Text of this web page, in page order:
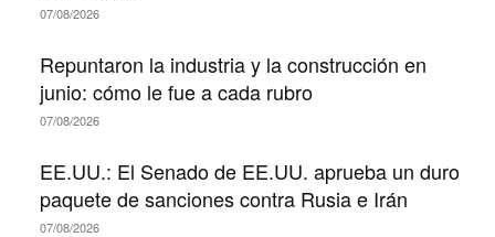
07/08/2026
Repuntaron la industria y la construcción en
junio: cómo le fue a cada rubro
07/08/2026
EE.UU.: El Senado de EE.UU. aprueba un duro
paquete de sanciones contra Rusia e Irán
07/08/2026